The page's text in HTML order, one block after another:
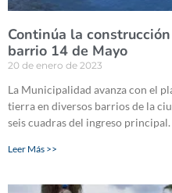
Continúa la
barrio 14 de Mayo
20 de enero de 2023
La Municipalidad avanza con el
tierra en diversos barrios de la
seis cuadras del ingreso principal.
Leer Más >>